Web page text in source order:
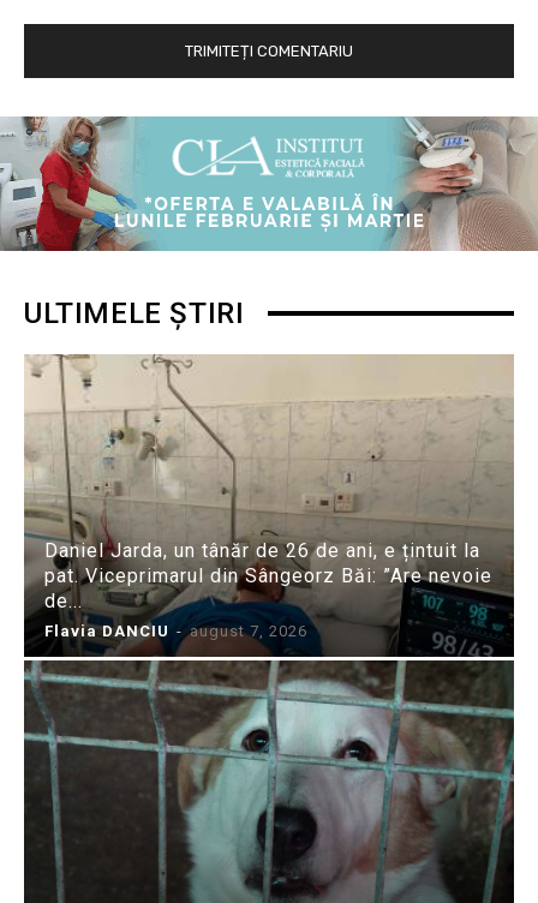
ULTIMELE ȘTIRI
Daniel Jarda, un tânăr de 26 de ani, e țintuit la
pat. Viceprimarul din Sângeorz Băi: ”Are nevoie
de...
Flavia DANCIU - august 7, 2026